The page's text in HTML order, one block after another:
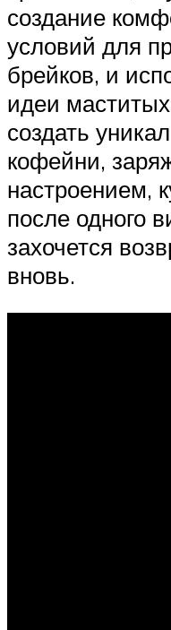
создание
условий для
брейков, и
идеи
создать
кофейни,
настроением,
после одного
захочется
вновь.